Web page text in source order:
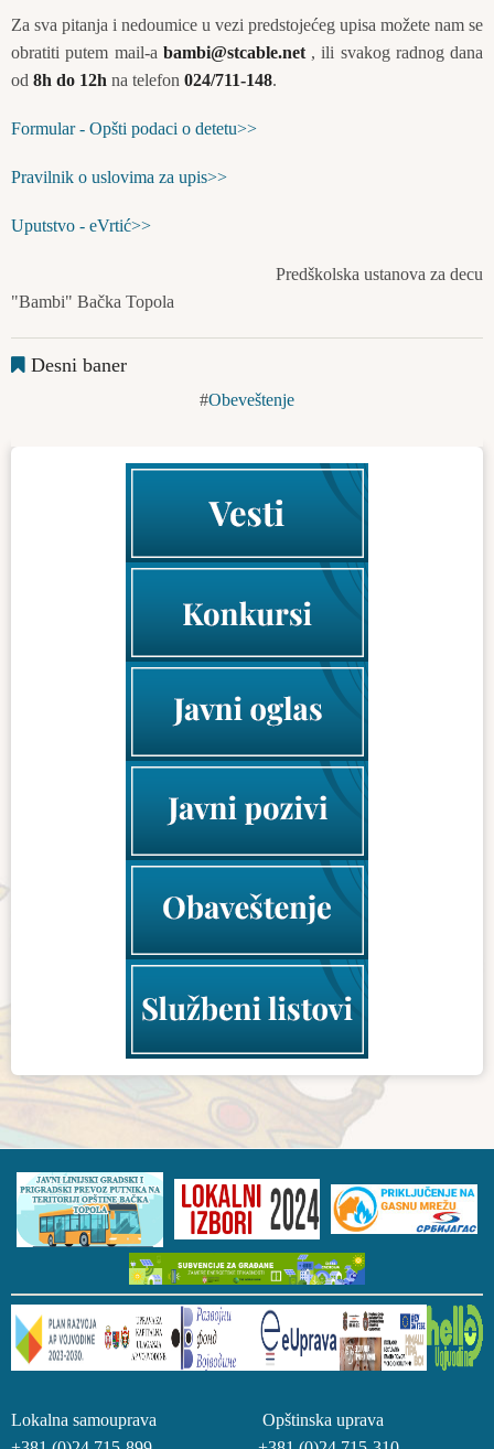
Za sva pitanja i nedoumice u vezi predstojećeg upisa možete nam se
obratiti putem mail-a bambi@stcable.net, ili svakog radnog dana
od 8h do 12h na telefon 024/711-148.
Formular - Opšti podaci o detetu>>
Pravilnik o uslovima za upis>>
Uputstvo - eVrtić>>
Predškolska ustanova za decu
"Bambi" Bačka Topola
Desni baner
Obeveštenje
Lokalna samouprava Opštinska uprava